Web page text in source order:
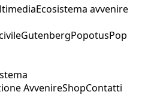
Ecosistema avvenire
GutenbergPopotusPop
AvvenireShopContatti